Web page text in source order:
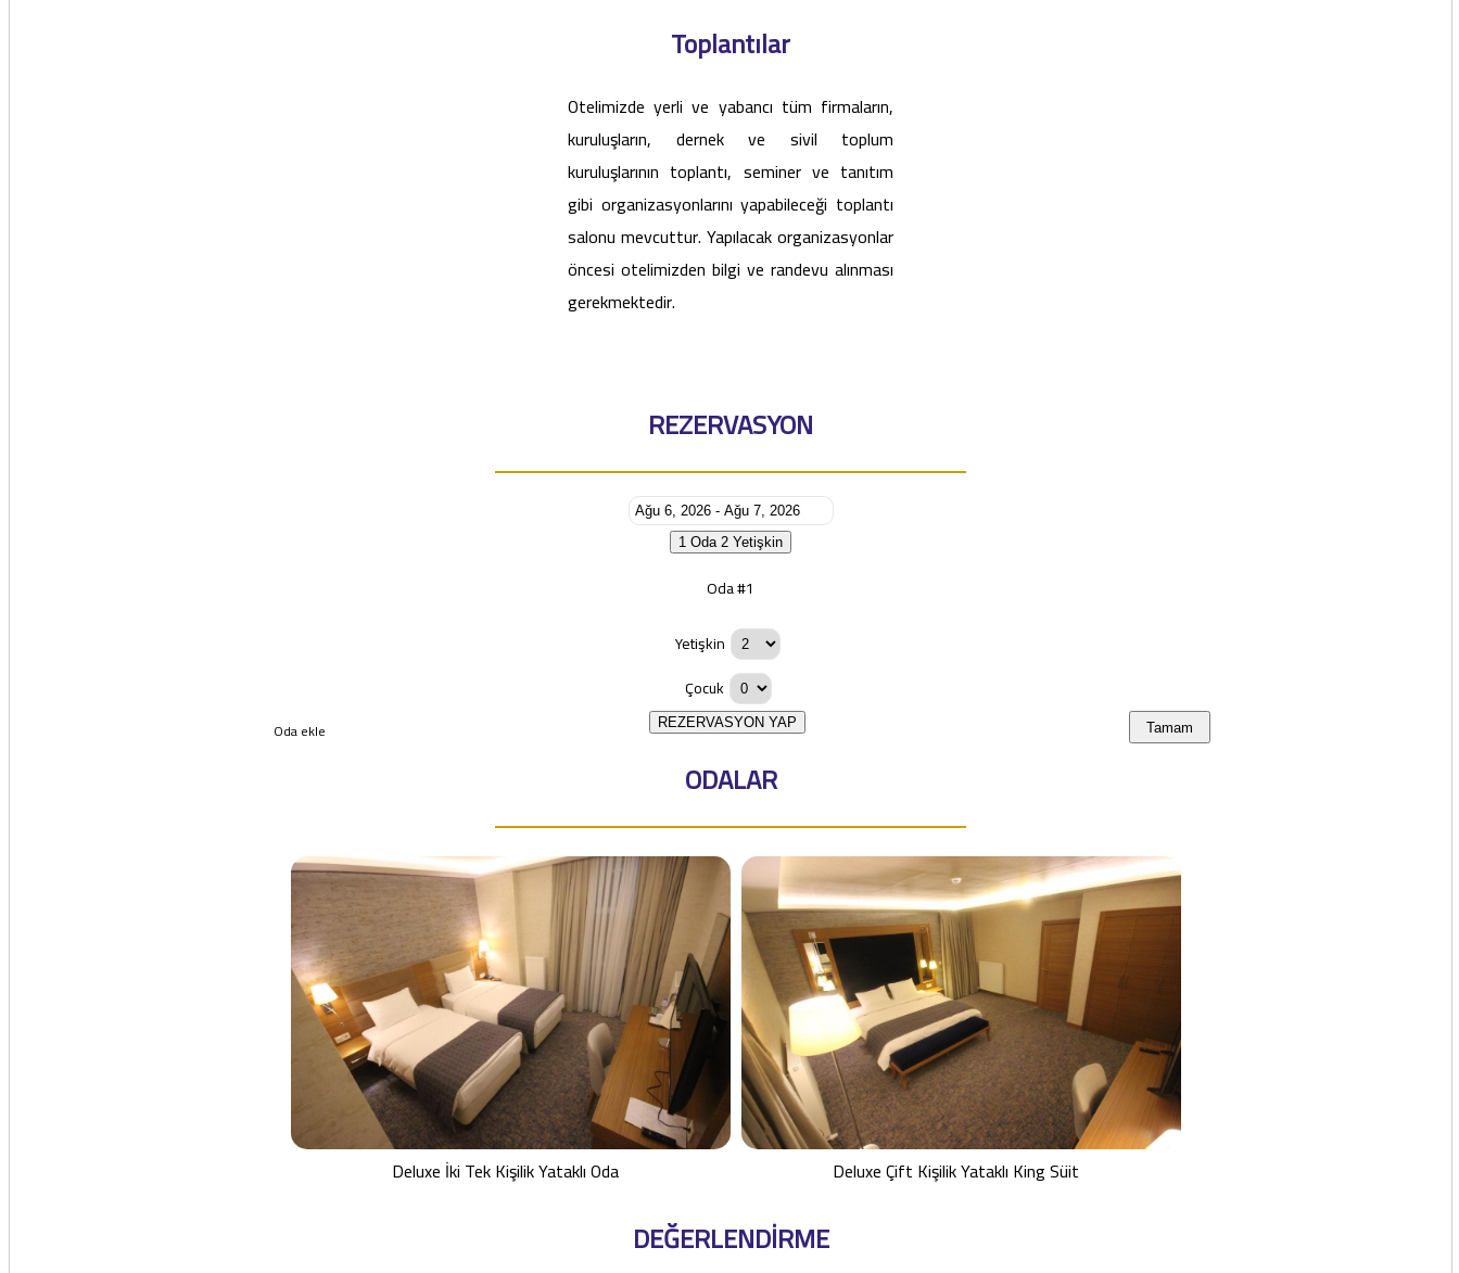
Toplantılar
Otelimizde yerli ve yabancı tüm firmaların,
kuruluşların, dernek ve sivil toplum
kuruluşlarının toplantı, seminer ve tanıtım
gibi organizasyonlarını yapabileceği toplantı
salonu mevcuttur. Yapılacak organizasyonlar
öncesi otelimizden bilgi ve randevu alınması
gerekmektedir.
REZERVASYON
1 Oda 2 Yetişkin
Oda #1
Yetişkin
Çocuk
Oda ekle Tamam
REZERVASYON YAP
ODALAR
Deluxe İki Tek Kişilik Yataklı Oda Deluxe Çift Kişilik Yataklı King Süit
DEĞERLENDİRME